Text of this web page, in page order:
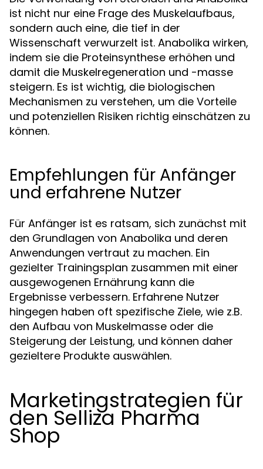
ist nicht nur eine Frage des Muskelaufbaus,
sondern auch eine, die tief in der
Wissenschaft verwurzelt ist. Anabolika wirken,
indem sie die Proteinsynthese erhöhen und
damit die Muskelregeneration und -masse
steigern. Es ist wichtig, die biologischen
Mechanismen zu verstehen, um die Vorteile
und potenziellen Risiken richtig einschätzen zu
können.
Empfehlungen für Anfänger
und erfahrene Nutzer
Für Anfänger ist es ratsam, sich zunächst mit
den Grundlagen von Anabolika und deren
Anwendungen vertraut zu machen. Ein
gezielter Trainingsplan zusammen mit einer
ausgewogenen Ernährung kann die
Ergebnisse verbessern. Erfahrene Nutzer
hingegen haben oft spezifische Ziele, wie z.B.
den Aufbau von Muskelmasse oder die
Steigerung der Leistung, und können daher
gezieltere Produkte auswählen.
Marketingstrategien für
den Selliza Pharma
Shop